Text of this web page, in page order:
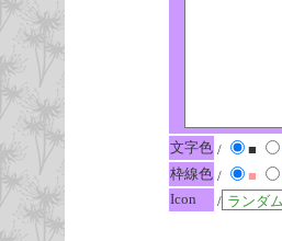
文字色 / ■
枠線色 / ■
Icon
/